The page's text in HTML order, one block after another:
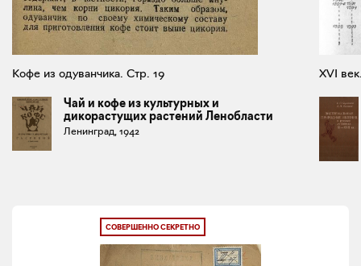
Кофе из одуванчика. Стр. 19
Чай и кофе из культурных и
дикорастущих растений Ленобласти
Ленинград, 1942
XVI
СОВЕРШЕННО СЕКРЕТНО